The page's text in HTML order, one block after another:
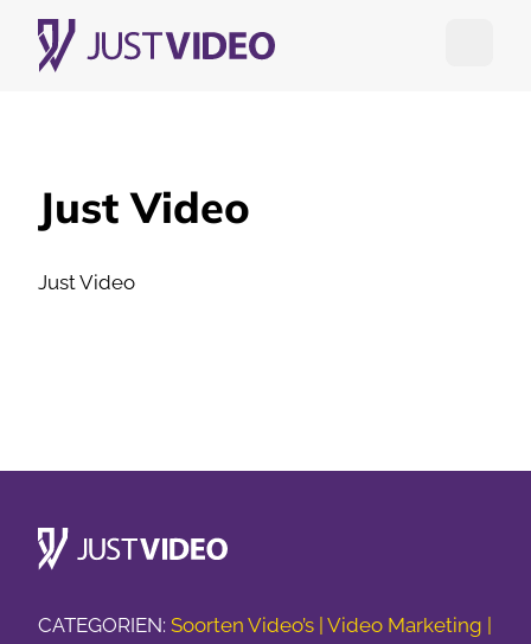
Just Video
Just Video
CATEGORIEN: Soorten Video’s | Video Marketing |